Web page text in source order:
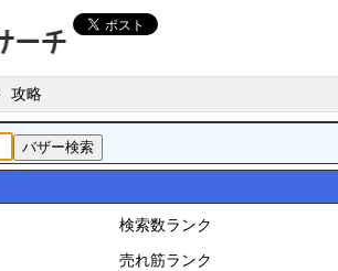
攻略
検索数ランク
売れ筋ランク